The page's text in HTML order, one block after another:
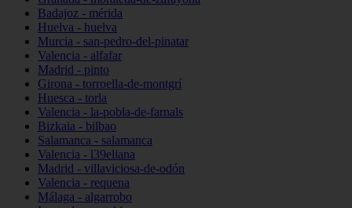
Badajoz - mérida
Huelva - huelva
Murcia - san-pedro-del-pinatar
Valencia - alfafar
Madrid - pinto
Girona - torroella-de-montgrí
Huesca - torla
Valencia - la-pobla-de-farnals
Bizkaia - bilbao
Salamanca - salamanca
Valencia - l39eliana
Madrid - villaviciosa-de-odón
Valencia - requena
Málaga - algarrobo